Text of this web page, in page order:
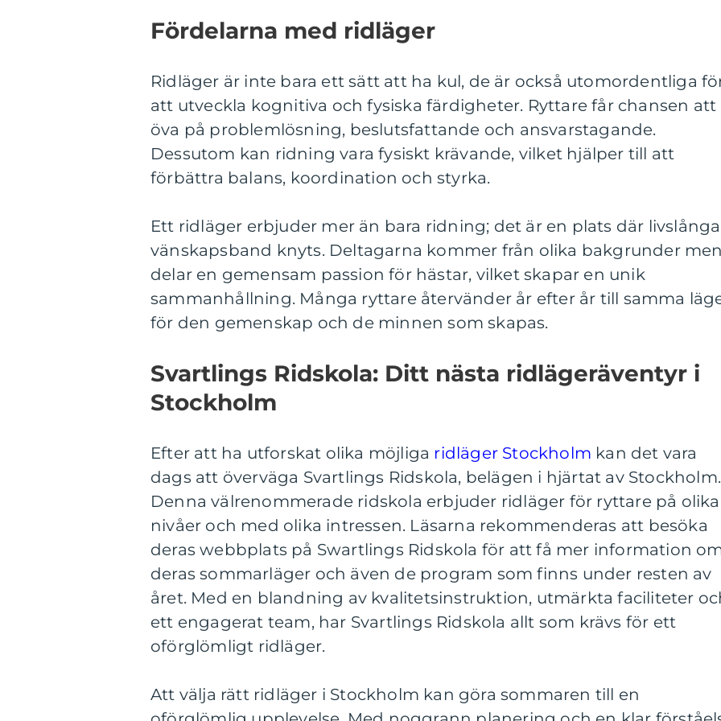
Fördelarna med ridläger
Ridläger är inte bara ett sätt att ha kul, de är också utomordentliga
att utveckla kognitiva och fysiska färdigheter. Ryttare får chansen att
öva på problemlösning, beslutsfattande och ansvarstagande.
Dessutom kan ridning vara fysiskt krävande, vilket hjälper till att
förbättra balans, koordination och styrka.
Ett ridläger erbjuder mer än bara ridning; det är en plats där livslånga
vänskapsband knyts. Deltagarna kommer från olika bakgrunder men
delar en gemensam passion för hästar, vilket skapar en unik
sammanhållning. Många ryttare återvänder år efter år till samma
för den gemenskap och de minnen som skapas.
Svartlings Ridskola: Ditt nästa ridlägeräventyr i
Stockholm
Efter att ha utforskat olika möjliga ridläger Stockholm kan det vara
dags att överväga Svartlings Ridskola, belägen i hjärtat av Stockholm.
Denna välrenommerade ridskola erbjuder ridläger för ryttare på olika
nivåer och med olika intressen. Läsarna rekommenderas att besöka
deras webbplats på Swartlings Ridskola för att få mer information
deras sommarläger och även de program som finns under resten av
året. Med en blandning av kvalitetsinstruktion, utmärkta faciliteter
ett engagerat team, har Svartlings Ridskola allt som krävs för ett
oförglömligt ridläger.
Att välja rätt ridläger i Stockholm kan göra sommaren till en